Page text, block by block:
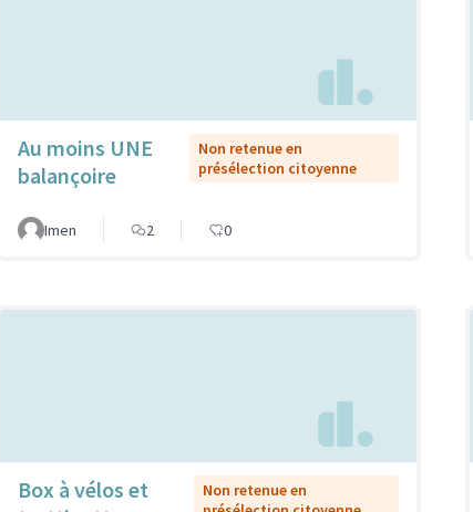
Au moins UNE
balançoire
Non retenue en
présélection citoyenne
Imen 2 0
Box à vélos et
Non retenue en